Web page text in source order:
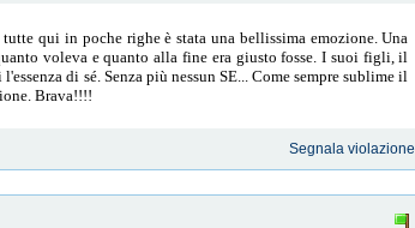
qui in poche righe è stata una bellissima emozione. Una
voleva e quanto alla fine era giusto fosse. I suoi figli, il
di sé. Senza più nessun SE... Come sempre sublime il
Brava!!!!
Segnala violazione